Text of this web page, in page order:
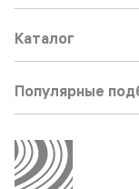
Каталог
Популярные